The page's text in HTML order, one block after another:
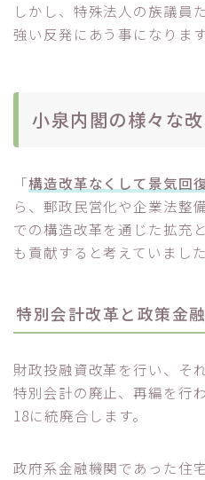
しかし、特殊法人の族議員
強い反発にあう事になります
小泉内閣の様々な
「構造改革なくして景気回
ら、郵政民営化や企業法整
での構造改革を通じた拡充
も貢献すると考えていました
特別会計改革と政策金
財政投融資改革を行い、そ
特別会計の廃止、再編を行
18に統廃合します。
政府系金融機関であった住